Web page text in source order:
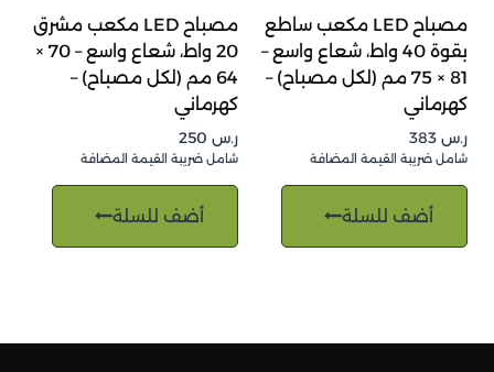
مصباح LED مكعب ساطع
بقوة 40 واط، شعاع واسع –
81 × 75 مم (لكل مصباح) –
كهرماني
ر.س
شامل ضريبة القيمة المضافة
أضف للسلة
مصباح LED مكعب مشرق
20 واط، شعاع واسع – 70 ×
64 مم (لكل مصباح) –
كهرماني
ر.س
شامل ضريبة القيمة المضافة
أضف للسلة